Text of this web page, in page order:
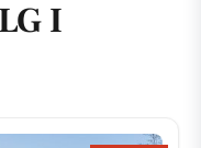
I